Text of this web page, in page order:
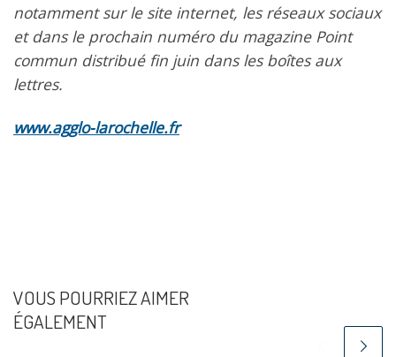
notamment sur le site internet, les réseaux sociaux
et dans le prochain numéro du magazine Point
commun distribué fin juin dans les boîtes aux
lettres.
www.agglo-larochelle.fr
VOUS POURRIEZ AIMER
ÉGALEMENT